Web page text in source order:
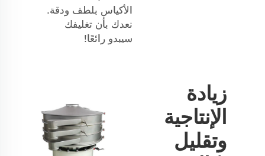
الأكياس بلطف ودقة.
نعدك بأن تغليفك
سيبدو رائعًا!
زيادة
الإنتاجية
وتقليل